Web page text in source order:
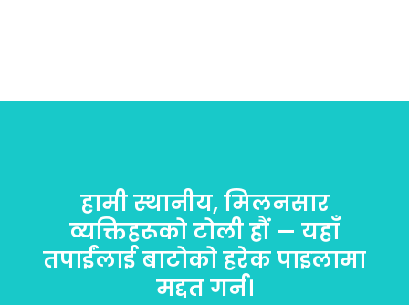
हामी स्थानीय, मिलनसार
व्यक्तिहरूको टोली हौं — यहाँ
तपाईंलाई बाटोको हरेक पाइलामा
मद्दत गर्न।